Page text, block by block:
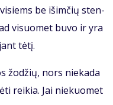
be iš­im­čių sten­
vi­suo­met bu­vo ir yra
tė­tį.
žo­džių, nors nie­ka­da
rei­kia. Jai nie­kuo­met